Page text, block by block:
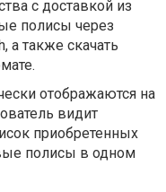
с доставкой из
полисы через
а также скачать
отображаются на
видит
приобретенных
полисы в одном